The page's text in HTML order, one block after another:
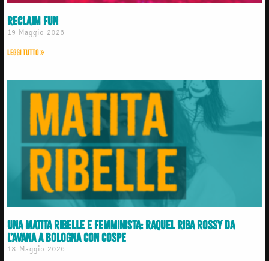
Reclaim Fun
19 Maggio 2026
Leggi Tutto »
Una matita ribelle e femminista: Raquel Riba Rossy da
L’Avana a Bologna con COSPE
18 Maggio 2026